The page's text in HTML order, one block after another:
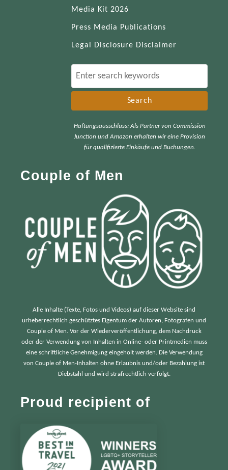
Media Kit 2026
Press Media Publications
Legal Disclosure Disclaimer
e
cHaftungsausschluss: Als Partner von Commission
Junction und Amazon erhalten wir eine Provision
für qualifizierte Einkäufe und Buchungen.
Couple of Men
Alle Inhalte (Texte, Fotos und Videos) auf dieser Website sind
urheberrechtlich geschütztes Eigentum der Autoren, Fotografen und
Couple of Men. Vor der Wiederveröffentlichung, dem Nachdruck
oder der Verwendung von Inhalten in Online- oder Printmedien muss
eine schriftliche Genehmigung eingeholt werden. Die Verwendung
von Couple of Men-Inhalten ohne Erlaubnis und/oder Bezahlung ist
Diebstahl und wird strafrechtlich verfolgt.
Proud recipient of